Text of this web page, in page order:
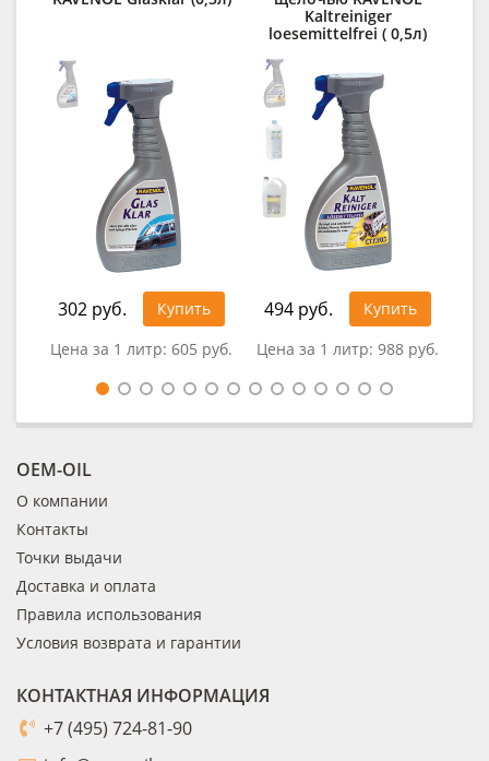
302 руб.
Купить
Цена за 1 литр: 605 руб.
Kaltreiniger
loesemittelfrei ( 0,5л)
494 руб.
Купить
Цена за 1 литр: 988 руб.
OEM-OIL
О компании
Контакты
Точки выдачи
Доставка и оплата
Правила использования
Условия возврата и гарантии
КОНТАКТНАЯ ИНФОРМАЦИЯ
+7 (495) 724-81-90